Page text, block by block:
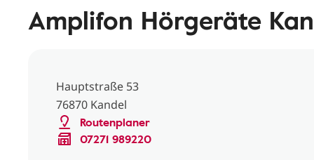
Amplifon Hörgeräte
Hauptstraße 53
76870 Kandel
Routenplaner
07271 989220